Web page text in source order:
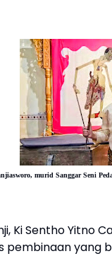
murid Sanggar Seni
Ki Sentho Yitno
pembinaan yang